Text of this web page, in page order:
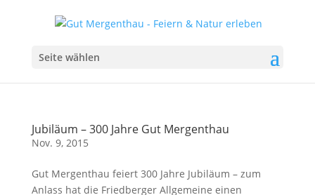
Seite wählen
Jubiläum – 300 Jahre Gut Mergenthau
Nov. 9, 2015
Gut Mergenthau feiert 300 Jahre Jubiläum – zum
Anlass hat die Friedberger Allgemeine einen